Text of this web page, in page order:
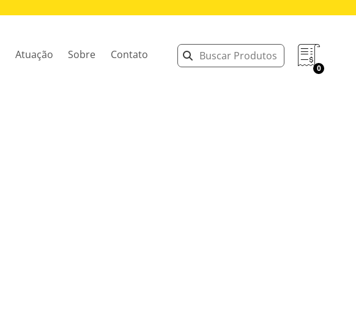
Atuação Sobre Contato
0